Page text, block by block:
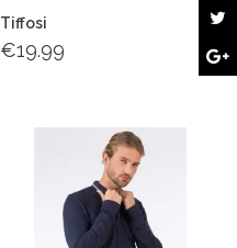
Tiffosi
€19.99